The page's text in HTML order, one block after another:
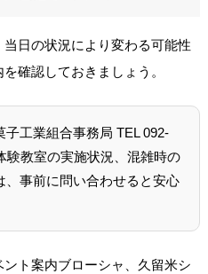
日の状況により変わる可能性
確認しておきましょう。
工業組合事務局 TEL 092-
験教室の実施状況、混雑時の
事前に問い合わせると安心
ト案内ブローシャ、久留米シ